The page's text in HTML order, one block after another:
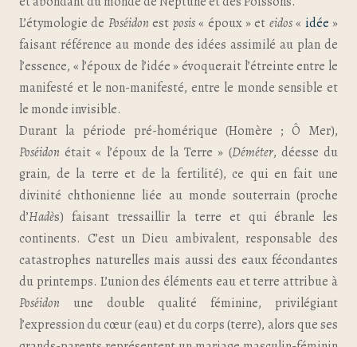
L’étymologie de Poséidon est posis« époux » et eidos« idée »
faisant référence au monde des idées assimilé au plan de
l’essence, « l’époux de l’idée » évoquerait l’étreinte entre le
manifesté et le non-manifesté, entre le monde sensible et
le monde invisible.
Durant la période pré-homérique (Homère ; Ô Mer),
Poséidon était « l’époux de la Terre » (Déméter, déesse du
grain, de la terre et de la fertilité), ce qui en fait une
divinité chthonienne liée au monde souterrain (proche
d’Hadès) faisant tressaillir la terre et qui ébranle les
continents. C’est un Dieu ambivalent, responsable des
catastrophes naturelles mais aussi des eaux fécondantes
du printemps. L’union des éléments eau et terre attribue à
Poséidon une double qualité féminine, privilégiant
l’expression du cœur (eau) et du corps (terre), alors que ses